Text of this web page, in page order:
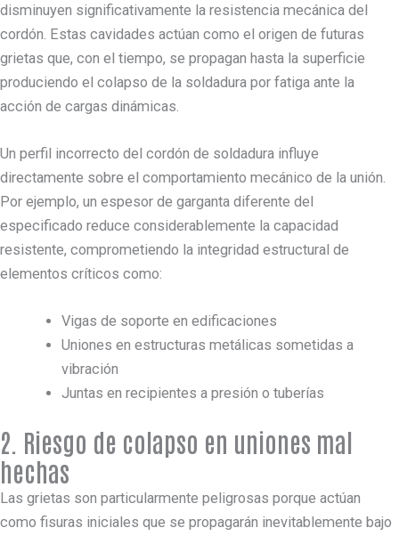
disminuyen significativamente la resistencia mecánica del
cordón. Estas cavidades actúan como el origen de futuras
grietas que, con el tiempo, se propagan hasta la superficie
produciendo el colapso de la soldadura por fatiga ante la
acción de cargas dinámicas.
Un perfil incorrecto del cordón de soldadura influye
directamente sobre el comportamiento mecánico de la unión.
Por ejemplo, un espesor de garganta diferente del
especificado reduce considerablemente la capacidad
resistente, comprometiendo la integridad estructural de
elementos críticos como:
Vigas de soporte en edificaciones
Uniones en estructuras metálicas sometidas a
vibración
Juntas en recipientes a presión o tuberías
2. Riesgo de colapso en uniones mal
hechas
Las grietas son particularmente peligrosas porque actúan
como fisuras iniciales que se propagarán inevitablemente bajo